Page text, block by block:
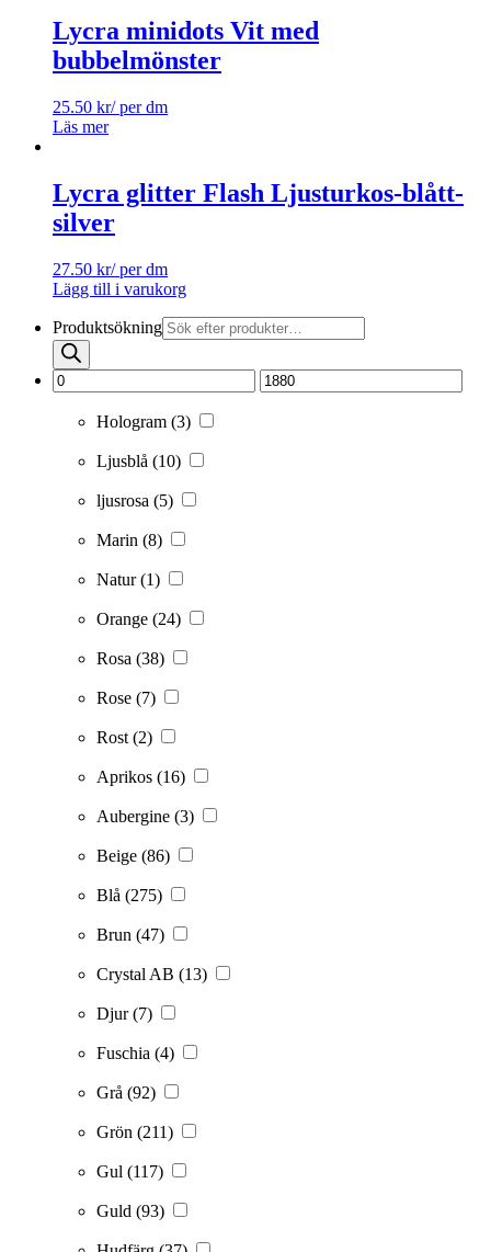
Lycra minidots Vit med
bubbelmönster
25.50 kr/ per dm
Läs mer
Lycra glitter Flash Ljusturkos-blått-
silver
27.50 kr/ per dm
Lägg till i varukorg
Produktsökning
Hologram (3)
Ljusblå (10)
ljusrosa (5)
Marin (8)
Natur(1)
Orange (24)
Rosa (38)
Rose (7)
Rost (2)
Aprikos (16)
Aubergine (3)
Beige (86)
Blå (275)
Brun (47)
Crystal AB (13)
Djur(7)
Fuschia (4)
Grå (92)
Grön (211)
Gul (117)
Guld (93)